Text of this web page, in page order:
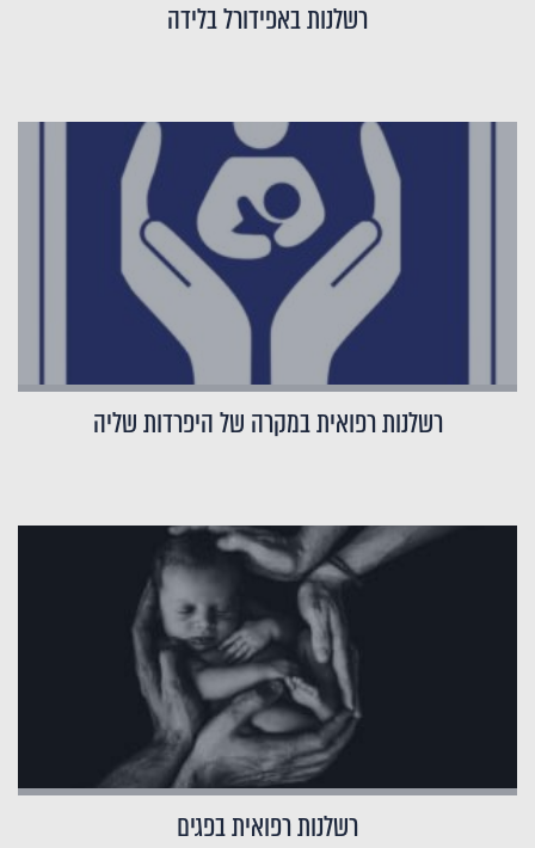
רשלנות באפידורל בלידה
רשלנות רפואית במקרה של היפרדות שליה
רשלנות רפואית בפגים